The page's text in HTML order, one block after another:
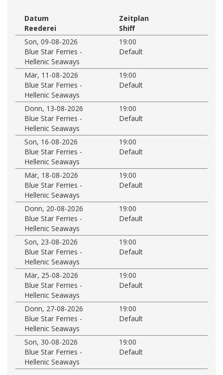
Datum
Zeitplan
Reederei
Shiff
Son, 09-08-2026
19:00
Blue Star Ferries -
Hellenic Seaways
Default
Mär, 11-08-2026
19:00
Blue Star Ferries -
Hellenic Seaways
Default
Donn, 13-08-2026
19:00
Blue Star Ferries -
Hellenic Seaways
Default
Son, 16-08-2026
19:00
Blue Star Ferries -
Hellenic Seaways
Default
Mär, 18-08-2026
19:00
Blue Star Ferries -
Hellenic Seaways
Default
Donn, 20-08-2026
19:00
Blue Star Ferries -
Hellenic Seaways
Default
Son, 23-08-2026
19:00
Blue Star Ferries -
Hellenic Seaways
Default
Mär, 25-08-2026
19:00
Blue Star Ferries -
Hellenic Seaways
Default
Donn, 27-08-2026
19:00
Blue Star Ferries -
Hellenic Seaways
Default
Son, 30-08-2026
19:00
Blue Star Ferries -
Hellenic Seaways
Default